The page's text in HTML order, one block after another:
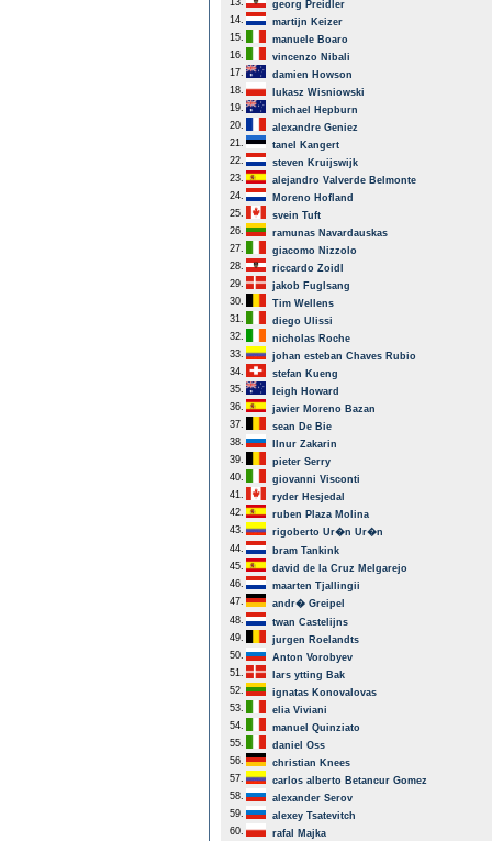
13.
georg Preidler
14.
martijn Keizer
15.
manuele Boaro
16.
vincenzo Nibali
17.
damien Howson
18.
lukasz Wisniowski
19.
michael Hepburn
20.
alexandre Geniez
21.
tanel Kangert
22.
steven Kruijswijk
23.
alejandro Valverde Belmonte
24.
Moreno Hofland
25.
svein Tuft
26.
ramunas Navardauskas
27.
giacomo Nizzolo
28.
riccardo Zoidl
29.
jakob Fuglsang
30.
Tim Wellens
31.
diego Ulissi
32.
nicholas Roche
33.
johan esteban Chaves Rubio
34.
stefan Kueng
35.
leigh Howard
36.
javier Moreno Bazan
37.
sean De Bie
38.
Ilnur Zakarin
39.
pieter Serry
40.
giovanni Visconti
41.
ryder Hesjedal
42.
ruben Plaza Molina
43.
rigoberto Ur�n Ur�n
44.
bram Tankink
45.
david de la Cruz Melgarejo
46.
maarten Tjallingii
47.
andr� Greipel
48.
twan Castelijns
49.
jurgen Roelandts
50.
Anton Vorobyev
51.
lars ytting Bak
52.
ignatas Konovalovas
53.
elia Viviani
54.
manuel Quinziato
55.
daniel Oss
56.
christian Knees
57.
carlos alberto Betancur Gomez
58.
alexander Serov
59.
alexey Tsatevitch
60.
rafal Majka